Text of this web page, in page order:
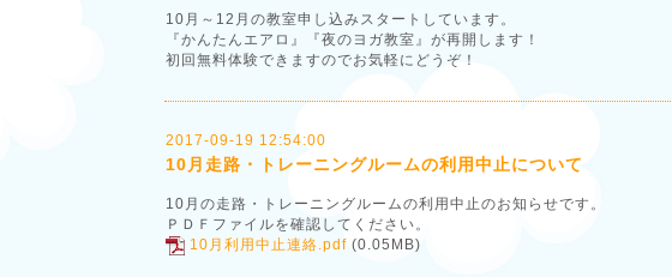
10月～12月の教室申し込みスタートしています。
『かんたんエアロ』『夜のヨガ教室』が再開します！
初回無料体験できますのでお気軽にどうぞ！
2017-09-19 12:54:00
10月走路・トレーニングルームの利用中止について
10月の走路・トレーニングルームの利用中止のお知らせです。
ＰＤＦファイルを確認してください。
10月利用中止連絡.pdf (0.05MB)